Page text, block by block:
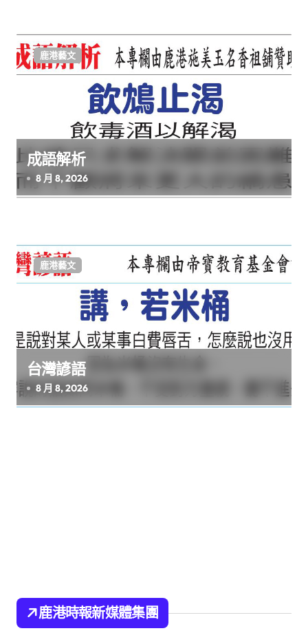
鹿港藝文
成語解析
8 月 8, 2026
鹿港藝文
台灣諺語
8 月 8, 2026
鹿港時報新媒體集團